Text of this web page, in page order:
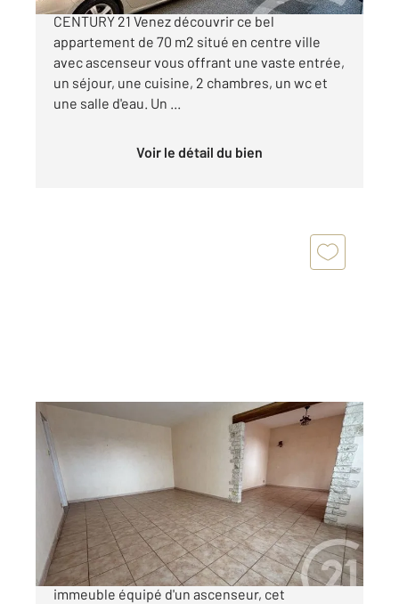
CENTURY 21 Venez découvrir ce bel
appartement de 70 m2 situé en centre ville
avec ascenseur vous offrant une vaste entrée,
un séjour, une cuisine, 2 chambres, un wc et
une salle d'eau. Un ...
Voir le détail du bien
80 m
, 3 pièces
Ref : 13372
Appartement à vendre
49 500 €
SAINT QUENTIN Situé au quatrième étage d'un
immeuble équipé d'un ascenseur, cet